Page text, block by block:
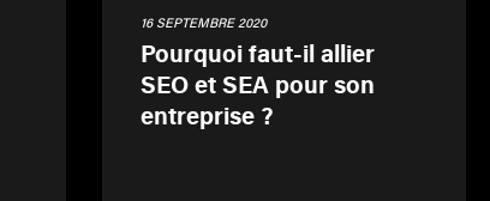
16 SEPTEMBRE 2020
Pourquoi faut-il allier
SEO et SEA pour son
entreprise ?